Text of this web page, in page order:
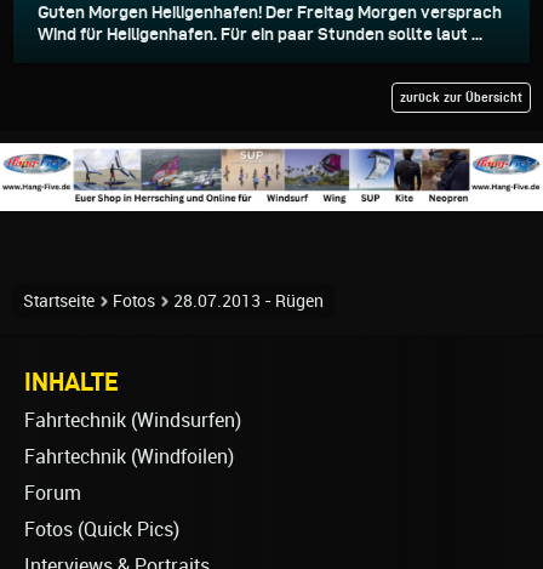
Guten Morgen Heiligenhafen! Der Freitag Morgen versprach
Wind für Heiligenhafen. Für ein paar Stunden sollte laut ...
zurück zur Übersicht
Startseite Fotos 28.07.2013 - Rügen
INHALTE
Fahrtechnik (Windsurfen)
Fahrtechnik (Windfoilen)
Forum
Fotos (Quick Pics)